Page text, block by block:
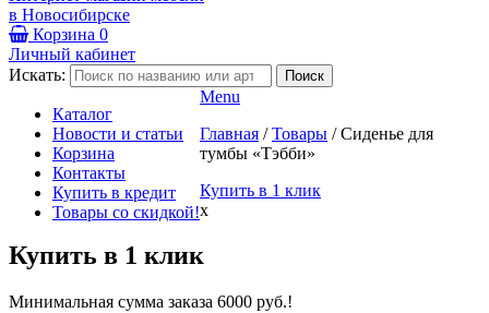
в Новосибирске
Корзина 0
Личный кабинет
Искать:
Каталог
Новости и статьи
Корзина
Контакты
Купить в кредит
Товары со скидкой!
Menu
Главная / Товары / Сиденье для
тумбы «Тэбби»
Купить в 1 клик
x
Купить в 1 клик
Минимальная сумма заказа 6000 руб.!